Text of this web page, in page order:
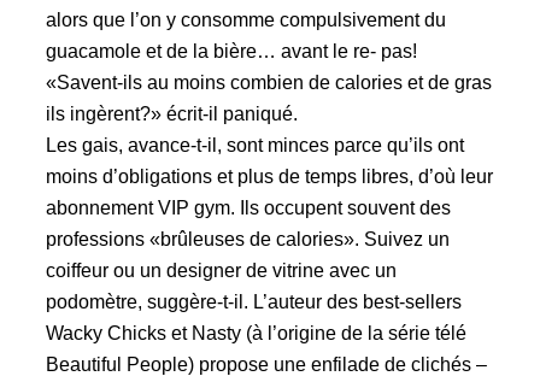
alors que l’on y consomme compulsivement du
guacamole et de la bière… avant le re- pas!
«Savent-ils au moins combien de calories et de gras
ils ingèrent?» écrit-il paniqué.
Les gais, avance-t-il, sont minces parce qu’ils ont
moins d’obligations et plus de temps libres, d’où leur
abonnement VIP gym. Ils occupent souvent des
professions «brûleuses de calories». Suivez un
coiffeur ou un designer de vitrine avec un
podomètre, suggère-t-il. L’auteur des best-sellers
Wacky Chicks et Nasty (à l’origine de la série télé
Beautiful People) propose une enfilade de clichés –